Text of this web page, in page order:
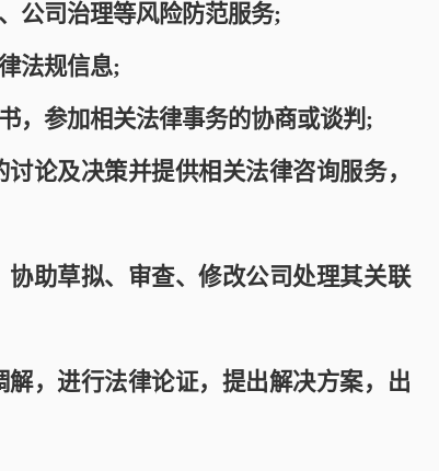
公司治理等风险防范服务;
法规信息;
，参加相关法律事务的协商或谈判 ;
论及决策并提供相关法律咨询服务，
助草拟、审查、修改公司处理其关联
，进行法律论证，提出解决方案，出